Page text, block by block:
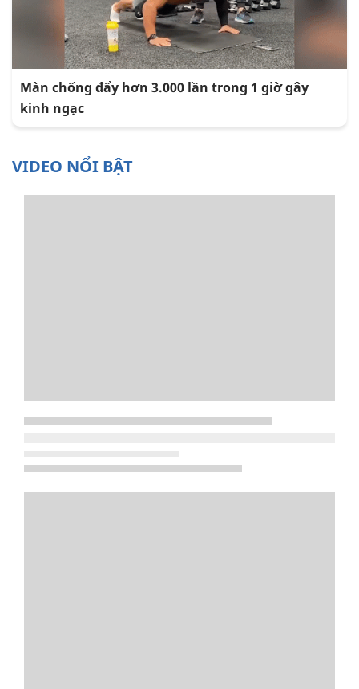
Màn chống đẩy hơn 3.000 lần trong 1 giờ gây
kinh ngạc
VIDEO NỔI BẬT